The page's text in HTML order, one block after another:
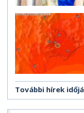
További hírek